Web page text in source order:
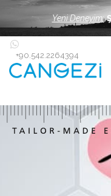
Yeni Deneyim:
+90.542.2264394